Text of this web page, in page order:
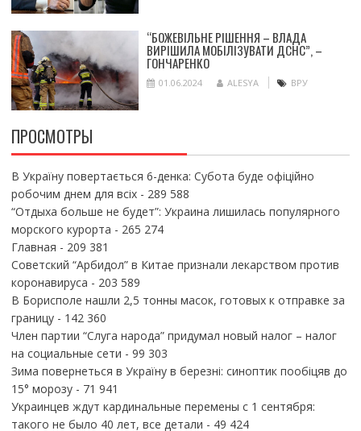
“БОЖЕВІЛЬНЕ РІШЕННЯ – ВЛАДА
ВИРІШИЛА МОБІЛІЗУВАТИ ДСНС”, –
ГОНЧАРЕНКО
01.06.2024 ALESYA ВРУ
ПРОСМОТРЫ
В Україну повертається 6-денка: Субота буде офіційно
робочим днем для всіх- 289 588
“Отдыха больше не будет”: Украина лишилась популярного
морского курорта - 265 274
Главная - 209 381
Советский “Арбидол” в Китае признали лекарством против
коронавируса - 203 589
В Борисполе нашли 2,5 тонны масок, готовых к отправке за
границу- 142 360
Член партии “Слуга народа” придумал новый налог – налог
на социальные сети - 99 303
Зима повернеться в Україну в березні: синоптик пообіцяв до
15° морозу- 71 941
Украинцев ждут кардинальные перемены с 1 сентября:
такого не было 40 лет, все детали - 49 424